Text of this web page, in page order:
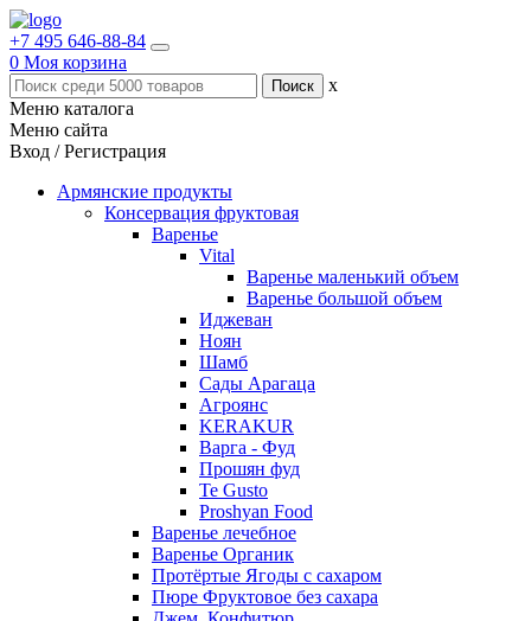
+7 495 646-88-84
0 Моя корзина
x
Меню каталога
Меню сайта
Вход / Регистрация
Армянские продукты
Консервация фруктовая
Варенье
Vital
Варенье маленький объем
Варенье большой объем
Иджеван
Ноян
Шамб
Сады Арагаца
Агроянс
KERAKUR
Варга - Фуд
Прошян фуд
Te Gusto
Proshyan Food
Варенье лечебное
Варенье Органик
Протёртые Ягоды с сахаром
Пюре Фруктовое без сахара